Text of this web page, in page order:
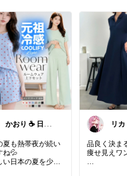
かおり ☕️ 日々
に
夏も熱帯夜が続い
ね💦
い日本の夏を少し
リカ
品良く決ま
痩せ見えワ